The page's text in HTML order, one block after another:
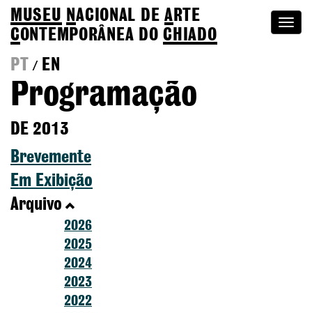
MUSEU NACIONAL DEA RTE
CONTEMPORÂNEA DOCHIADO
PT
/ EN
Programação
DE 2013
Brevemente
Em Exibição
Arquivo
2026
2025
2024
2023
2022